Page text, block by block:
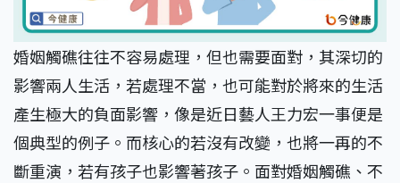
婚姻觸礁往往不容易處理，但也需要面對，其深切的
影響兩人生活，若處理不當，也可能對於將來的生活
產生極大的負面影響，像是近日藝人王力宏一事便是
個典型的例子。而核心的若沒有改變，也將一再的不
斷重演，若有孩子也影響著孩子。面對婚姻觸礁、不